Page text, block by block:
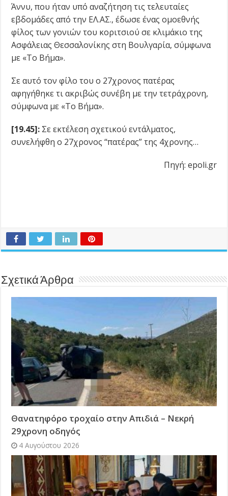
Άννυ, που ήταν υπό αναζήτηση τις τελευταίες
εβδομάδες από την ΕΛ.ΑΣ., έδωσε ένας ομοεθνής
φίλος των γονιών του κοριτσιού σε κλιμάκιο της
Ασφάλειας Θεσσαλονίκης στη Βουλγαρία, σύμφωνα
με «Το Βήμα».
Σε αυτό τον φίλο του ο 27χρονος πατέρας
αφηγήθηκε τι ακριβώς συνέβη με την τετράχρονη,
σύμφωνα με «Το Βήμα».
[19.45]: Σε εκτέλεση σχετικού εντάλματος,
συνελήφθη ο 27χρονος “πατέρας” της 4χρονης…
Πηγή: epoli.gr
Σχετικά Άρθρα
Θανατηφόρο τροχαίο στην Απιδιά – Νεκρή
29χρονη οδηγός
4 Αυγούστου 2026